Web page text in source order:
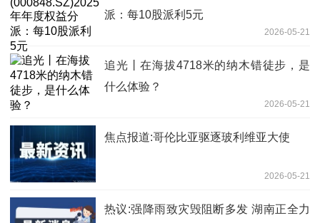
派：每10股派利5元
2026-05-21
追光丨在海拔4718米的纳木错徒步，是
什么体验？
2026-05-21
焦点报道:哥伦比亚驱逐玻利维亚大使
2026-05-21
热议:强降雨致灾毁阻断多发 湖南正全力